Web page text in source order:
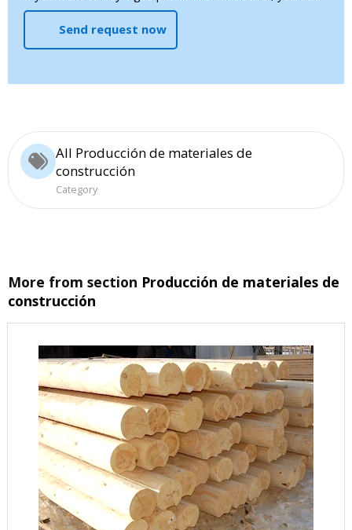
Send request now
All Producción de materiales de
construcción
Category
More from section Producción de materiales de
construcción